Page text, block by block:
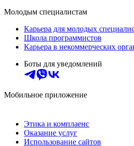
Молодым специалистам
Карьера для молодых
Школа программистов
Карьера в некоммерческих
Боты для уведомлений
Мобильное приложение
Этика и комплаенс
Оказание услуг
Использование сайтов